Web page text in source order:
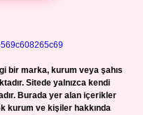
bir marka, kurum veya şahıs
Sitede yalnızca kendi
Burada yer alan içerikler
kurum ve kişiler hakkında